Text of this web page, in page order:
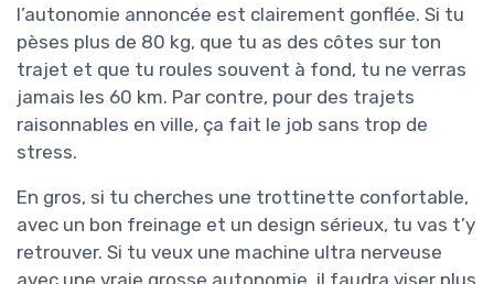
l’autonomie annoncée est clairement gonflée. Si tu
pèses plus de 80 kg, que tu as des côtes sur ton
trajet et que tu roules souvent à fond, tu ne verras
jamais les 60 km. Par contre, pour des trajets
raisonnables en ville, ça fait le job sans trop de
stress.
En gros, si tu cherches une trottinette confortable,
avec un bon freinage et un design sérieux, tu vas t’y
retrouver. Si tu veux une machine ultra nerveuse